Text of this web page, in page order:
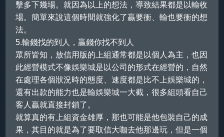
擊多下幾場。就因為以上的想法，導致結果都是以輸收
場。簡單來說這個時間就強化了贏要衝、輸也要衝的想
法。
5.輸錢找的到人，贏錢你找不到人
眾所皆知，放信用版的上組通常都是以個人為主，也因
此經營模式不像娛樂城是以公司的形式在經營的，自然
在處理各個狀況時的態度、速度都是比不上娛樂城的，
還有出款的能力也是輸娛樂城一大截，很多組頭看自己
客人贏就直接封鎖了。
就算真的有上組資金雄厚，那也可能是他包裝自己的成
果，其目的就是為了要取信大咖去他那邊玩，但是一個